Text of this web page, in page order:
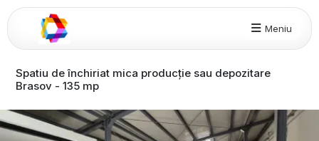
Meniu
Spatiu de închiriat mica producție sau depozitare
Brasov - 135 mp